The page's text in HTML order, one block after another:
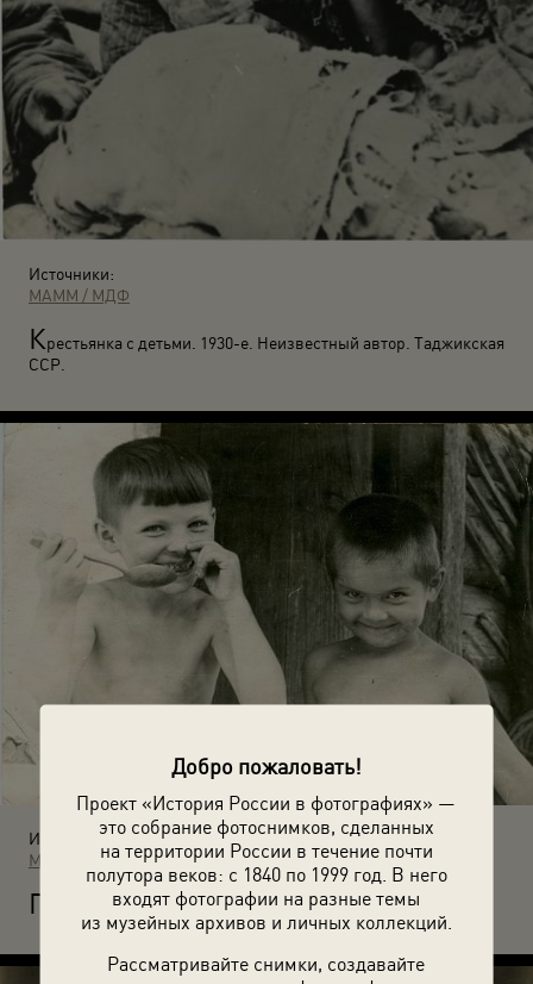
Добро пожаловать!
Проект «История России в фотографиях» —
это собрание фотоснимков, сделанных
на территории России в течение почти
полутора веков: с 1840 по 1999 год. В него
входят фотографии на разные темы
из музейных архивов и личных коллекций.
Рассматривайте снимки, создавайте
Источники:
МАММ / МДФ
Крестьянка с детьми. 1930-е. Неизвестный автор. Таджикская
ССР.
Источники:
МАММ / МДФ
П ортрет двух мальчиков. 1930-е. Неизвестный автор.